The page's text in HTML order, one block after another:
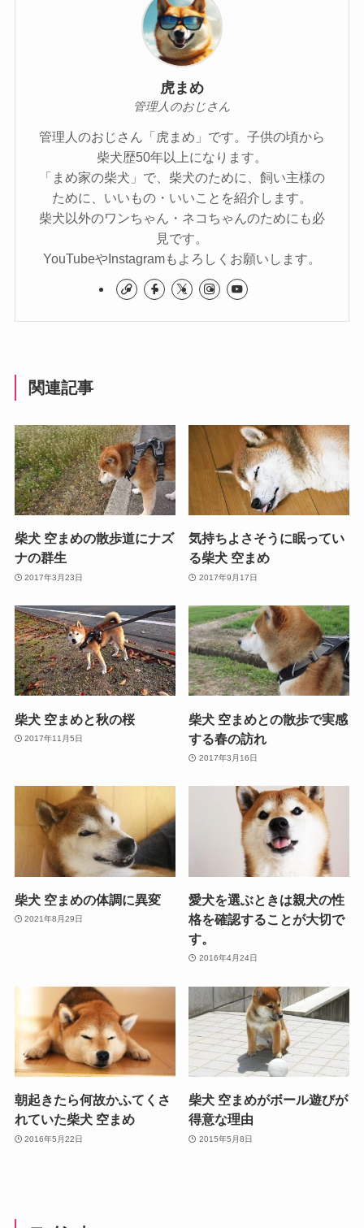
虎まめ
管理人のおじさん
管理人のおじさん「虎まめ」です。子供の頃から
柴犬歴50年以上になります。
「まめ家の柴犬」で、柴犬のために、飼い主様の
ために、いいもの・いいことを紹介します。
柴犬以外のワンちゃん・ネコちゃんのためにも必
見です。
YouTubeやInstagramもよろしくお願いします。
関連記事
柴犬 空まめの散歩道にナズ
ナの群生
2017年3月23日
気持ちよさそうに眠ってい
る柴犬 空まめ
2017年9月17日
柴犬 空まめと秋の桜
2017年11月5日
柴犬 空まめとの散歩で実感
する春の訪れ
2017年3月16日
柴犬 空まめの体調に異変
2021年8月29日
愛犬を選ぶときは親犬の性
格を確認することが大切で
す。
2016年4月24日
朝起きたら何故かふてくさ
れていた柴犬 空まめ
2016年5月22日
柴犬 空まめがボール遊びが
得意な理由
2015年5月8日